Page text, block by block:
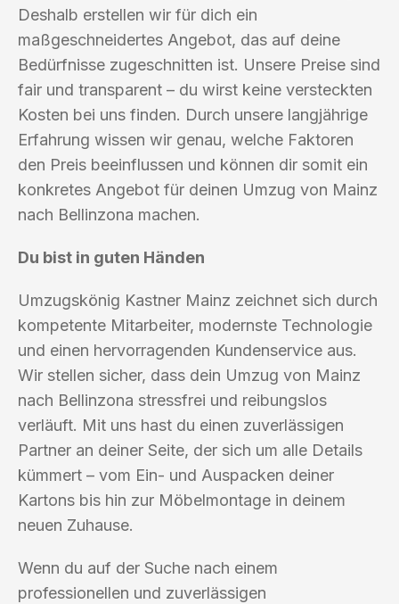
Deshalb erstellen wir für dich ein
maßgeschneidertes Angebot, das auf deine
Bedürfnisse zugeschnitten ist. Unsere Preise sind
fair und transparent – du wirst keine versteckten
Kosten bei uns finden. Durch unsere langjährige
Erfahrung wissen wir genau, welche Faktoren
den Preis beeinflussen und können dir somit ein
konkretes Angebot für deinen Umzug von Mainz
nach Bellinzona machen.
Du bist in guten Händen
Umzugskönig Kastner Mainz zeichnet sich durch
kompetente Mitarbeiter, modernste Technologie
und einen hervorragenden Kundenservice aus.
Wir stellen sicher, dass dein Umzug von Mainz
nach Bellinzona stressfrei und reibungslos
verläuft. Mit uns hast du einen zuverlässigen
Partner an deiner Seite, der sich um alle Details
kümmert – vom Ein- und Auspacken deiner
Kartons bis hin zur Möbelmontage in deinem
neuen Zuhause.
Wenn du auf der Suche nach einem
professionellen und zuverlässigen